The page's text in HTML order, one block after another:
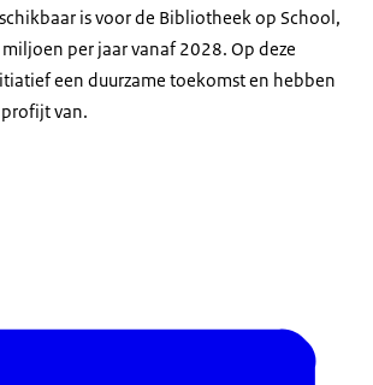
is voor de Bibliotheek op School,
per jaar vanaf 2028. Op deze
een duurzame toekomst en hebben
van.